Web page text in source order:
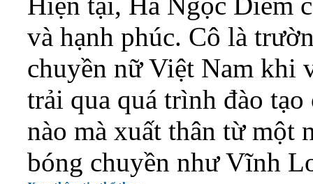
và hạnh phúc. Cô là
chuyền nữ Việt Nam khi
trải qua quá trình đào
nào mà xuất thân từ một
bóng chuyền như Vĩnh